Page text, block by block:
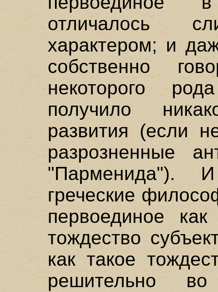
отличалось
характером; и
собственно
некоторого
получило
развития (если
разрозненные
"Парменида").
греческие
первоединое
тождество
как такое
решительно